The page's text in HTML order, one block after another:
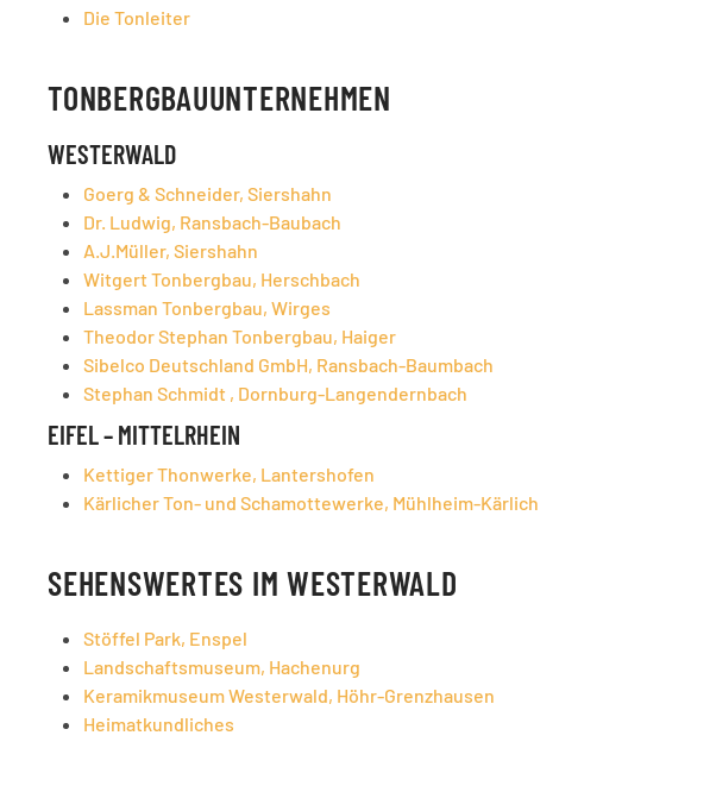
Die Tonleiter
TONBERGBAUUNTERNEHMEN
WESTERWALD
Goerg & Schneider, Siershahn
Dr. Ludwig, Ransbach-Baubach
A.J.Müller, Siershahn
Witgert Tonbergbau, Herschbach
Lassman Tonbergbau, Wirges
Theodor Stephan Tonbergbau, Haiger
Sibelco Deutschland GmbH, Ransbach-Baumbach
Stephan Schmidt , Dornburg-Langendernbach
EIFEL – MITTELRHEIN
Kettiger Thonwerke, Lantershofen
Kärlicher Ton- und Schamottewerke, Mühlheim-Kärlich
SEHENSWERTES IM WESTERWALD
Stöffel Park, Enspel
Landschaftsmuseum, Hachenurg
Keramikmuseum Westerwald, Höhr-Grenzhausen
Heimatkundliches